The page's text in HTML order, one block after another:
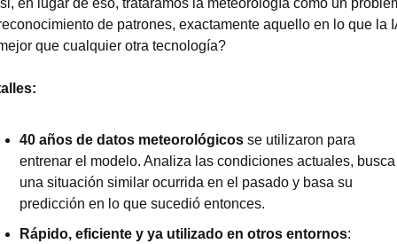
en lugar de eso, tratáramos la meteorología como un
de patrones, exactamente aquello en lo que la
que cualquier otra tecnología?
40 años de datos meteorológicos se utilizaron para
entrenar el modelo. Analiza las condiciones actuales, busca
una situación similar ocurrida en el pasado y basa su
predicción en lo que sucedió entonces.
Rápido, eficiente y ya utilizado en otros entornos: